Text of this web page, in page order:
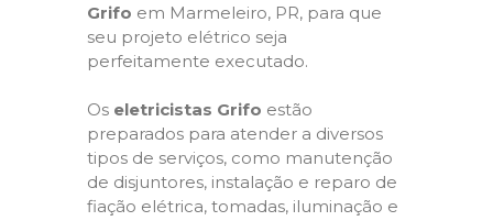
Grifo em Marmeleiro, PR, para que
seu projeto elétrico seja
perfeitamente executado.
Os eletricistas Grifo estão
preparados para atender a diversos
tipos de serviços, como manutenção
de disjuntores, instalação e reparo de
fiação elétrica, tomadas, iluminação e